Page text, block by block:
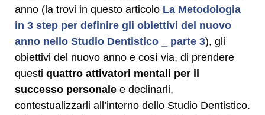
anno (la trovi in questo articolo La Metodologia
in 3 step per definire gli obiettivi del nuovo
anno nello Studio Dentistico _ parte 3), gli
obiettivi del nuovo anno e così via, di prendere
questi quattro attivatori mentali per il
successo personale e declinarli,
contestualizzarli all’interno dello Studio Dentistico.